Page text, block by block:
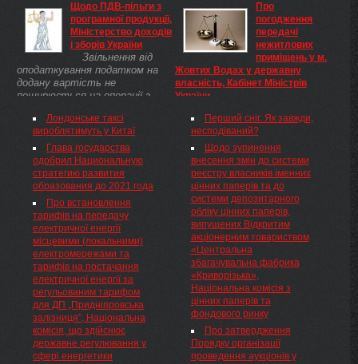
виступила корпорація
Укрвинпром ...
Щодо ПДВ-пільги з
програмної продукції,
Міністерство доходів
і зборів України
Звільнення від
оподаткування податком на
додану вартість не
поширюється на операції з
інформатизації. Щодо
оподаткування операцій з
постачання товарів (дисків,
комп'ютерів) ...
Лондонське таксі
вироблятимуть у Китаї
Глава государства
одобрил Национальную
стратегию развития
образования до 2021 года
Про встановлення
тарифів на передачу
електричної енергії
місцевими (локальними)
електромережами та
тарифів на постачання
електричної енергії за
регульованим тарифом
для ДП „Придніпровська
залізниця”, Національна
комісія, що здійснює
державне регулювання у
сфері енергетики
реєстроутримувачем при
дематеріалізації, належать до
діяльності з ведення реєстру
власників іменних цінних
паперів. Після депонування
глобального сертифіката обіг
іменних ...
Про
погодження
передачі
нежитлових
приміщень у м.
Жовтих Водах у державну
власність, Кабінет Міністрів
України
нежитлових приміщень у м.
Жовтих Водах у державну
власність Погодитися з
пропозицією Генеральної
прокуратури України та
Жовтоводської міської ради
(Дніпропетровська область)
щодо передачі нежитлових
приміщень загальною площею
231,9 кв. метра (реєстраційний
номер 36147503) в будівлі
(літер А) по вул.
Хмельницького, 21/59, у м.
Жовтих Водах у державну
власність із закріпленням їх на
праві оперативного управління
за Генеральною прокуратурою
України.
Перший сніг. Як завжди,
несподіваний?
Щодо зупинення
внесення змін до системи
реєстру власників іменних
цінних паперів та до
системи депозитарного
обліку цінних паперів,
випущених Відкритим
акціонерним товариством
«Центральна
збагачувальна фабрика
«Криворізька»,
Національна комісія з
цінних паперів та
фондового ринку
Про затвердження
Порядку організації
проведення аукціонів у